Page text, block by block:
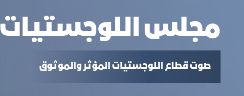
مجلس اللوجستيات
صوت قطاع اللوجستيات المؤثر والموثوق